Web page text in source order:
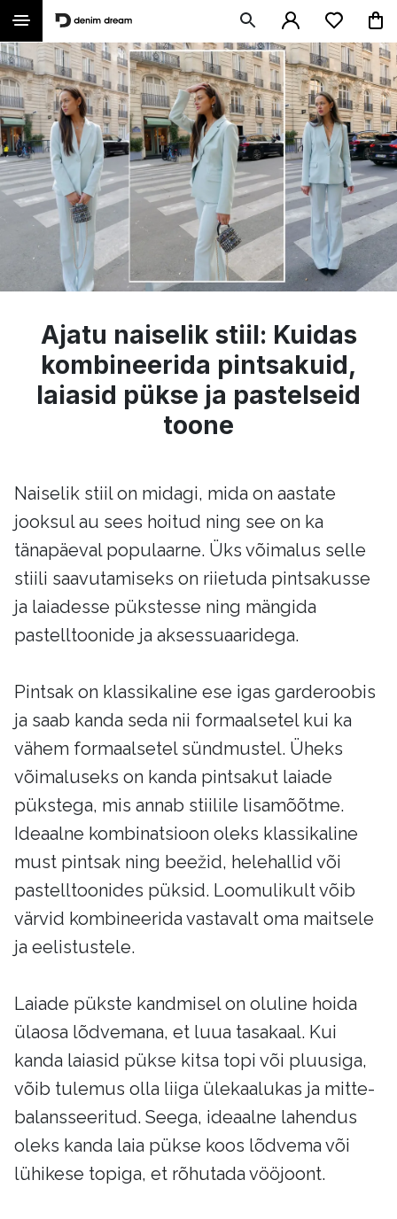
Ajatu naiselik stiil: Kuidas
kombineerida pintsakuid,
laiasid pükse ja pastelseid
toone
Naiselik stiil on midagi, mida on aastate
jooksul au sees hoitud ning see on ka
tänapäeval populaarne. Üks võimalus selle
stiili saavutamiseks on riietuda pintsakusse
ja laiadesse pükstesse ning mängida
pastelltoonide ja aksessuaaridega.
Pintsak on klassikaline ese igas garderoobis
ja saab kanda seda nii formaalsetel kui ka
vähem formaalsetel sündmustel. Üheks
võimaluseks on kanda pintsakut laiade
pükstega, mis annab stiilile lisamõõtme.
Ideaalne kombinatsioon oleks klassikaline
must pintsak ning beežid, helehallid või
pastelltoonides püksid. Loomulikult võib
värvid kombineerida vastavalt oma maitsele
ja eelistustele.
Laiade pükste kandmisel on oluline hoida
ülaosa lõdvemana, et luua tasakaal. Kui
kanda laiasid pükse kitsa topi või pluusiga,
võib tulemus olla liiga ülekaalukas ja mitte-
balansseeritud. Seega, ideaalne lahendus
oleks kanda laia pükse koos lõdvema või
lühikese topiga, et rõhutada vööjoont.